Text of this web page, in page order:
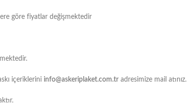
göre fiyatlar değişmektedir
içeriklerini info@askeriplaket.com.tr adresimize mail atınız.